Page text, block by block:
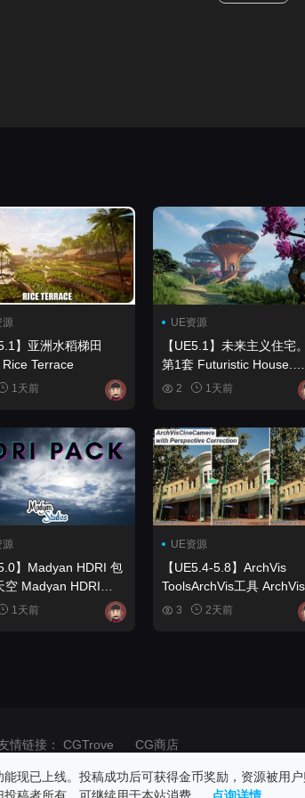
能现已上线。投稿成功后可获得金币奖励，资源被用
源
】亚洲水稻梯田
Terrace
1天前
UE资源
【UE5.1】未来主义住宅
第1套 Futuristic House.
Pack 1
2 1天前
源
】Madyan HDRI 包
HDRI
Pure Sky
1天前
UE资源
【UE5.4-5.8】ArchVis
ToolsArchVis工具 ArchVis
Tools
3 2天前
情链接： CGTrove
CG商店
时内删除！如果发生版权纠纷与网站无关，请自